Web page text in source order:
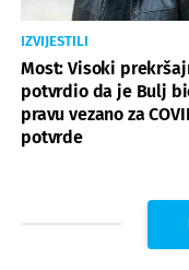
IZVIJESTILI
Most: Visoki
potvrdio da je Bulj
pravu vezano za
potvrde